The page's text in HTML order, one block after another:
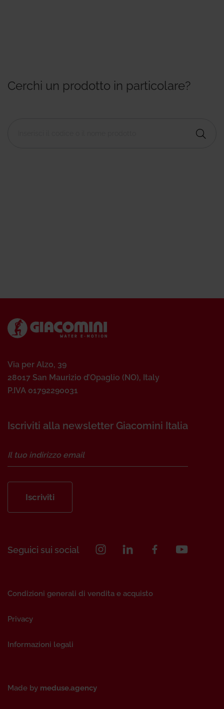
Cerchi un prodotto in particolare?
Via per Alzo, 39
28017 San Maurizio d’Opaglio (NO), Italy
P.IVA 01792290031
Iscriviti alla newsletter Giacomini Italia
Iscriviti
Seguici sui social
Made by meduse.agency
Condizioni generali di vendita e acquisto
Privacy
Informazioni legali